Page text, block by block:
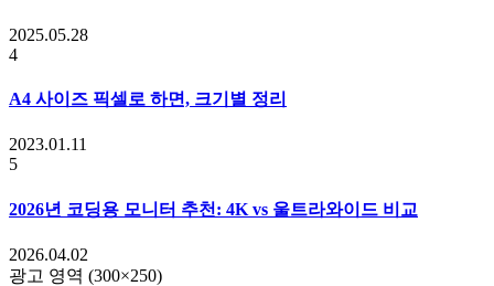
2025.05.28
4
A4 사이즈 픽셀로 하면, 크기별 정리
2023.01.11
5
2026년 코딩용 모니터 추천: 4K vs 울트라와이드 비교
2026.04.02
광고 영역 (300×250)